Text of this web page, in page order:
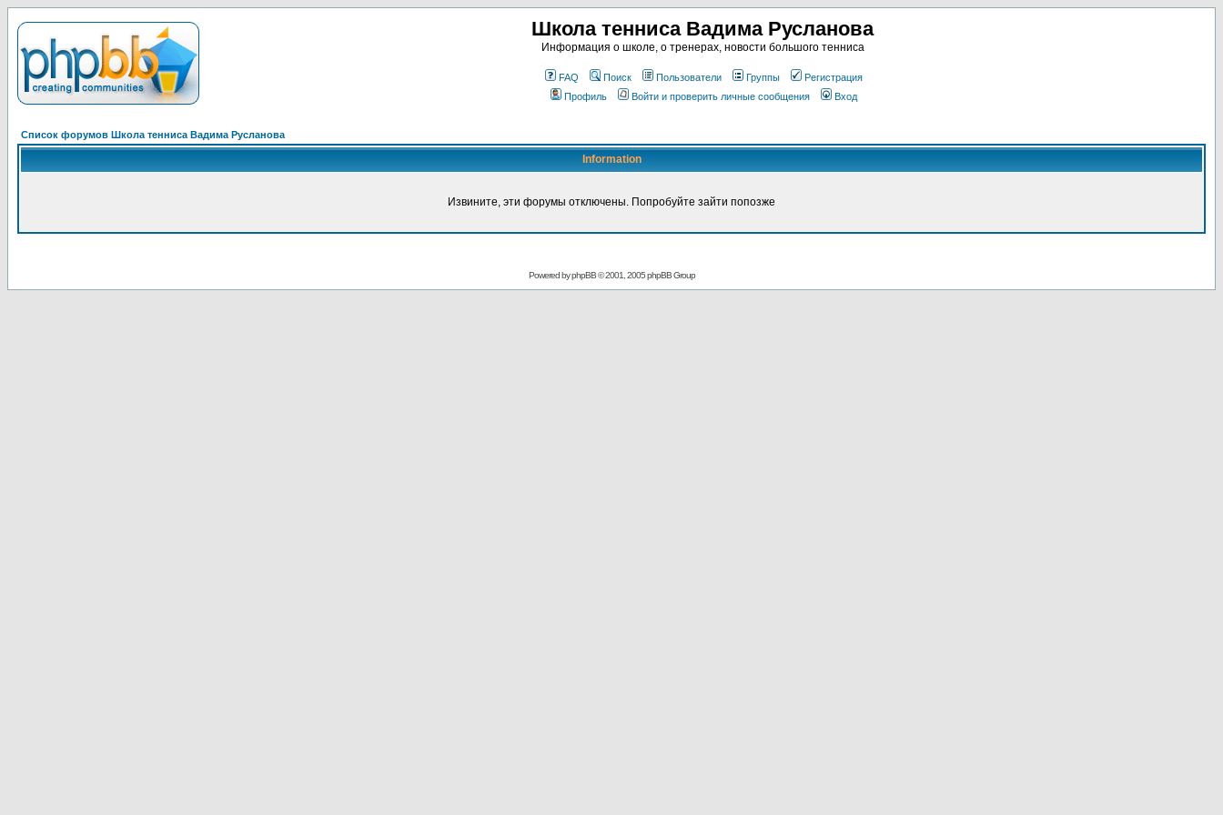
Школа тенниса Вадима Русланова
Информация о школе, о тренерах, новости большого тенниса
FAQ Поиск Пользователи Группы
Регистрация
Профиль
Войти и проверить личные сообщения Вход
Список форумов Школа тенниса Вадима Русланова
Information
Извините, эти форумы отключены. Попробуйте зайти попозже
Powered byphpBB© 2001, 2005 phpBB Group